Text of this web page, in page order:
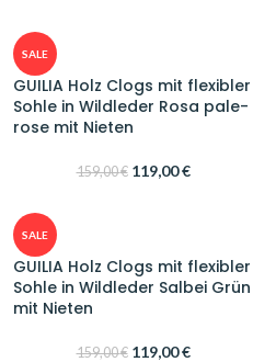
SALE
GUILIA Holz Clogs mit flexibler
Sohle in Wildleder Rosa pale-
rose mit Nieten
159,00€ 119,00€
SALE
GUILIA Holz Clogs mit flexibler
Sohle in Wildleder Salbei Grün
mit Nieten
159,00€ 119,00€